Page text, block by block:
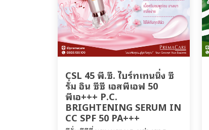
CSL 45 พี.ซี. ไบร์ทเทนนิ่ง ซี
รั่ม อิน ซีซี เอสพีเอฟ 50
พีเอ+++ P.C.
BRIGHTENING SERUM IN
CC SPF 50 PA+++